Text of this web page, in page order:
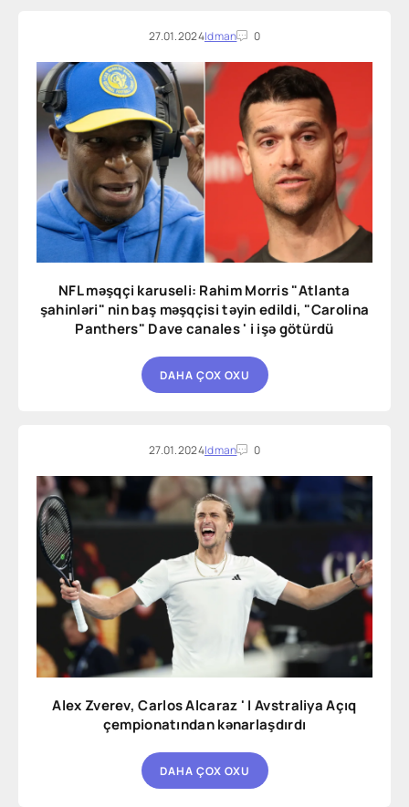
27.01.2024Idman 0
NFL məşqçi karuseli: Rahim Morris "Atlanta
şahinləri" nin baş məşqçisi təyin edildi, "Carolina
Panthers" Dave canales ' i işə götürdü
DAHA ÇOX OXU
27.01.2024Idman 0
Alex Zverev, Carlos Alcaraz ' I Avstraliya Açıq
çempionatından kənarlaşdırdı
DAHA ÇOX OXU